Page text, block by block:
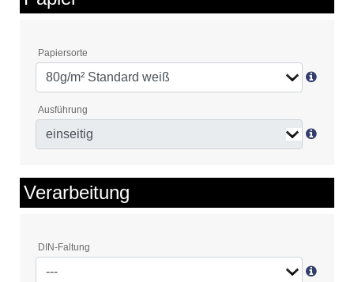
Papiersorte
Ausführung
Verarbeitung
DIN-Faltung